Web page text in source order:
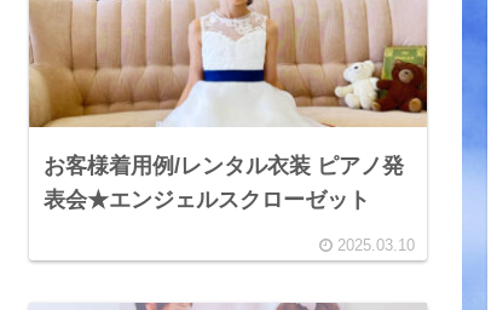
お客様着用例/レンタル衣装 ピアノ発
表会★エンジェルスクローゼット
2025.03.10